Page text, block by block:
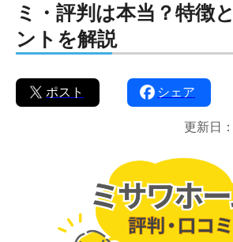
ミ・評判は本当？特徴
ントを解説
ポスト シェア
更新日：